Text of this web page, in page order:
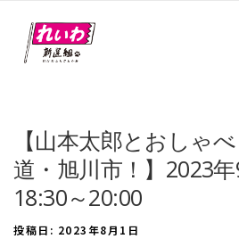
【山本太郎とおしゃ
道・旭川市！】2023
18:30～20:00
投稿日: 2023年8月1日